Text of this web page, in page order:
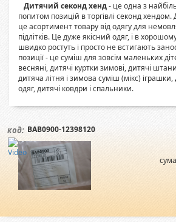
Дитячий секонд хенд- це одна з
попитом позицій в торгівлі секонд
це асортимент товару від одягу для
підлітків. Це дуже якісний одяг, і в
швидко ростуть і просто не встигають
позиції - це суміш для зовсім маленьких
весняні, дитячі куртки зимові, дитячі
дитяча літня і зимова суміш (мікс)
одяг, дитячі ковдри і спальники.
код: BAB0900-12398120